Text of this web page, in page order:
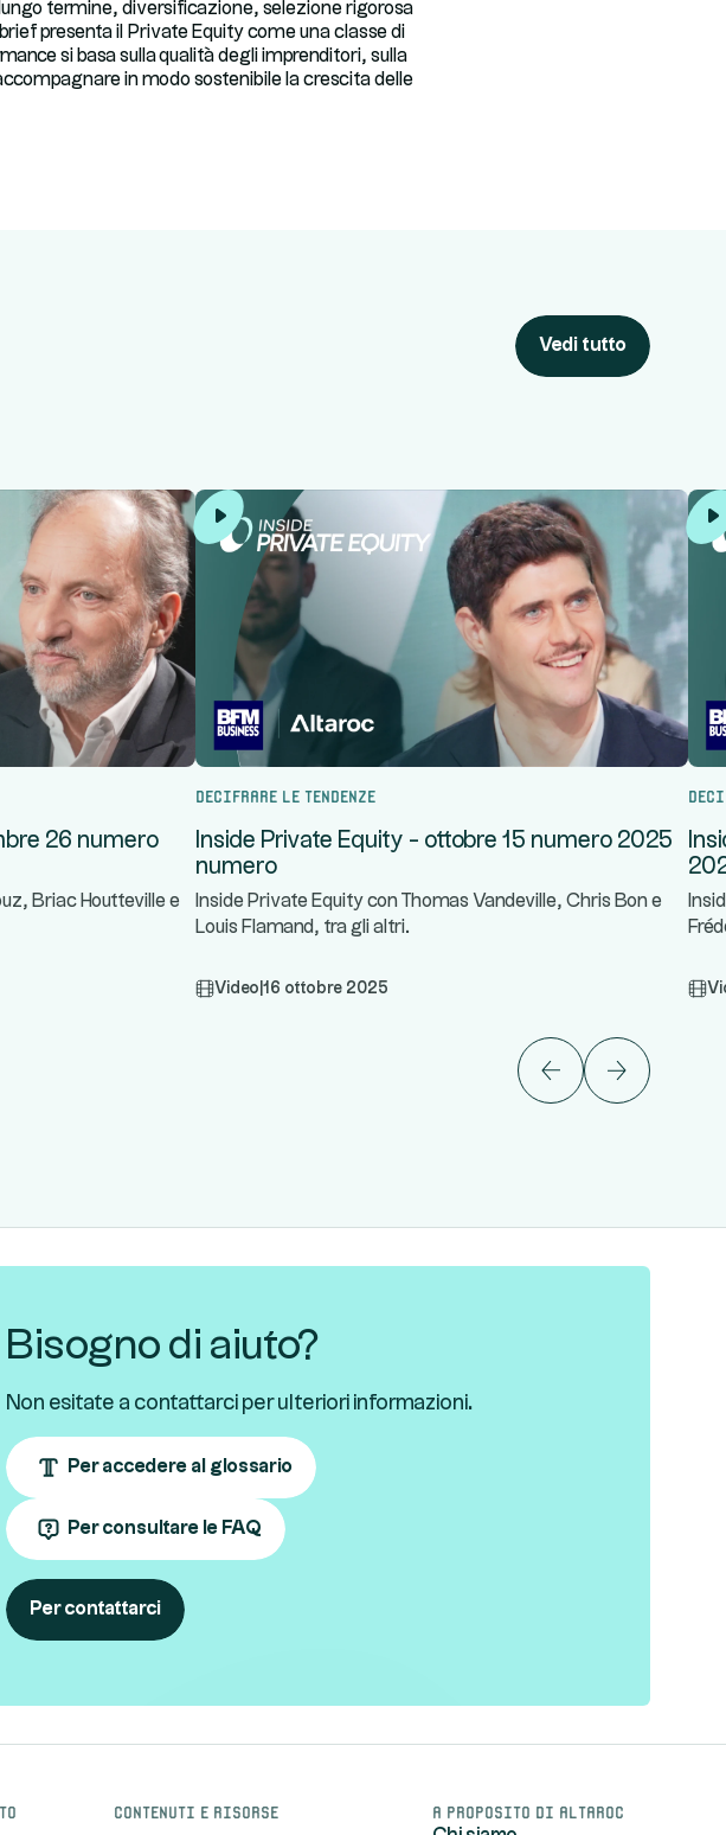
termine, diversificazione, selezione rigorosa
presenta il Private Equity come una classe di
si basa sulla qualità degli imprenditori, sulla
in modo sostenibile la crescita delle
Vedi tutto
26 numero
Briac Houtteville e
Decifrare le tendenze
Inside Private Equity - ottobre 15 numero 2025
numero
Inside Private Equity con Thomas Vandeville, Chris Bon e
Louis Flamand, tra gli altri.
Video 16 ottobre 2025
Bisogno di aiuto?
Non esitate a contattarci per ulteriori informazioni.
Per accedere al glossario
Per consultare le FAQ
Per contattarci
Contenuti e risorse A proposito di Altaroc